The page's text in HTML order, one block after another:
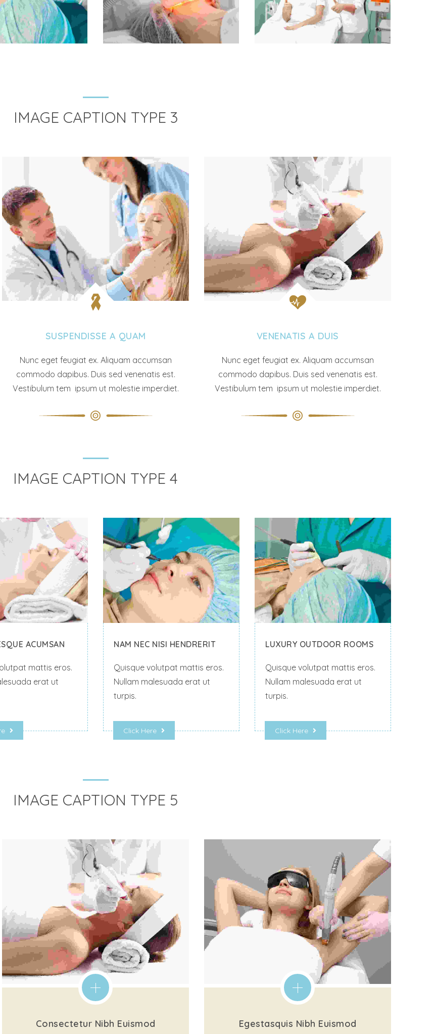
IMAGE CAPTION TYPE 3
SUSPENDISSE A QUAM
Nunc eget feugiat ex. Aliquam accumsan
commodo dapibus. Duis sed venenatis est.
Vestibulum tem ipsum ut molestie imperdiet.
VENENATIS A DUIS
Nunc eget feugiat ex. Aliquam accumsan
commodo dapibus. Duis sed venenatis est.
Vestibulum tem ipsum ut molestie imperdiet.
IMAGE CAPTION TYPE 4
ACUMSAN
mattis eros.
erat ut
NAM NEC NISI HENDRERIT
Quisque volutpat mattis eros.
Nullam malesuada erat ut
turpis.
Click Here
LUXURY OUTDOOR ROOMS
Quisque volutpat mattis eros.
Nullam malesuada erat ut
turpis.
Click Here
IMAGE CAPTION TYPE 5
Consectetur Nibh Euismod Egestasquis Nibh Euismod